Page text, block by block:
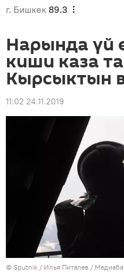
г. Бишкек 89.3
Нарында үй
киши каза
Кырсыктын
11:02 24.11.2019
© Sputnik / Илья Питалев /